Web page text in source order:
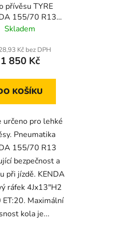
přívěsu TYRE
155/70 R13
KENDA RIM
Skladem
Kč bez DPH
1 850 Kč
KOŠÍKU
určeno pro lehké
Pneumatika
155/70 R13
bezpečnost a
při jízdě. KENDA
ráfek 4Jx13"H2
Maximální
kola je...